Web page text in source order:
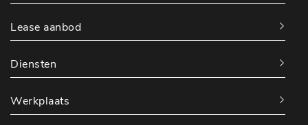
Lease aanbod
Diensten
Werkplaats